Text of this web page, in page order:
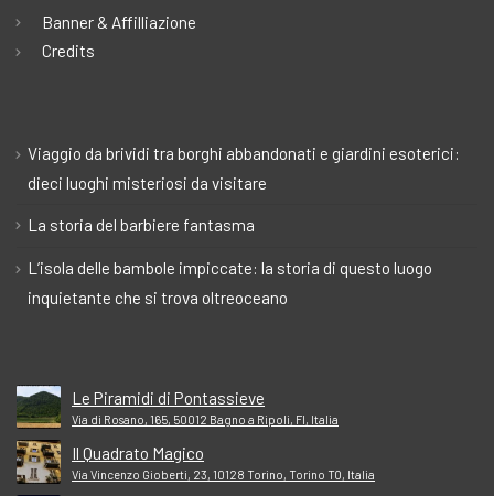
Banner & Affilliazione
Credits
Viaggio da brividi tra borghi abbandonati e giardini esoterici:
dieci luoghi misteriosi da visitare
La storia del barbiere fantasma
L’isola delle bambole impiccate: la storia di questo luogo
inquietante che si trova oltreoceano
Le Piramidi di Pontassieve
Via di Rosano, 165, 50012 Bagno a Ripoli, FI, Italia
Il Quadrato Magico
Via Vincenzo Gioberti, 23, 10128 Torino, Torino TO, Italia